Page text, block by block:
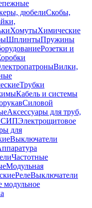
дюбелиСкобы,
ХомутыХимические
ШплинтыПружины
Розетки и
Вилки,
Трубки
Кабель и системы
Силовой
Аксессуары для труб,
СИПЭлектрощитовое
для
Выключатели
Частотные
Модульная
РелеВыключатели
модульное